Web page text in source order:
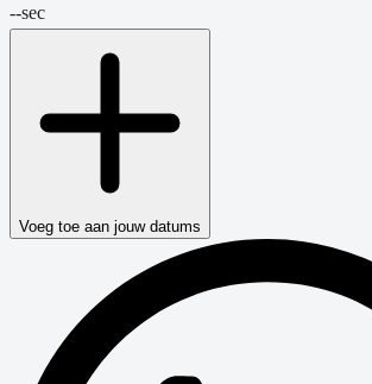
--sec
Voeg toe aan jouw datums